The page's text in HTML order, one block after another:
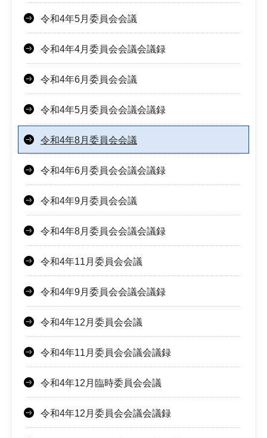
令和4年5月委員会会議
令和4年4月委員会会議会議録
令和4年6月委員会会議
令和4年5月委員会会議会議録
令和4年8月委員会会議
令和4年6月委員会会議会議録
令和4年9月委員会会議
令和4年8月委員会会議会議録
令和4年11月委員会会議
令和4年9月委員会会議会議録
令和4年12月委員会会議
令和4年11月委員会会議会議録
令和4年12月臨時委員会会議
令和4年12月委員会会議会議録